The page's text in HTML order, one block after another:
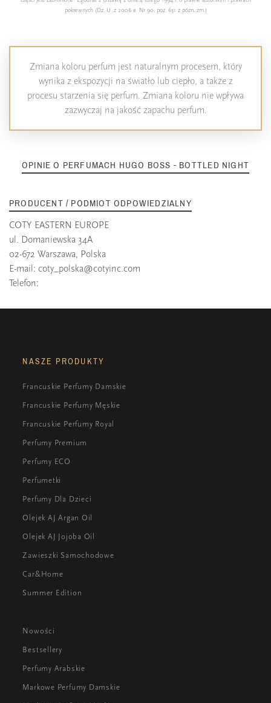
pokrewnych (Dz. U. z 2006 e. Nr 90, poz. 631 z późn. zm.)
Zmiana koloru perfum jest naturalnym procesem, który
wynika z ekspozycji na światło lub ciepło, a także z
procesu starzenia się perfum. Zmiana koloru nie wpływa
zazwyczaj na jakość zapachu perfum.
OPINIE O PERFUMACH HUGO BOSS - BOTTLED NIGHT
PRODUCENT / PODMIOT ODPOWIEDZIALNY
COTY EASTERN EUROPE
ul. Domaniewska 34A
02-672 Warszawa, Polska
E-mail: coty_polska@cotyinc.com
Telefon:
NASZE PRODUKTY
Francuskie Perfumy Damskie
Francuskie Perfumy Męskie
Francuskie Perfumy Royal
Perfumy Premium
Perfumy ECO
Perfumetki
Perfumy Dla Dzieci
Olejek AJ Argan Oil
Olejek AJ Jojoba Oil
Zawieszki Samochodowe
Car&Home
Summer Edition
Nowości
Bestsellery
Perfumy Arabskie
Markowe Perfumy Damskie